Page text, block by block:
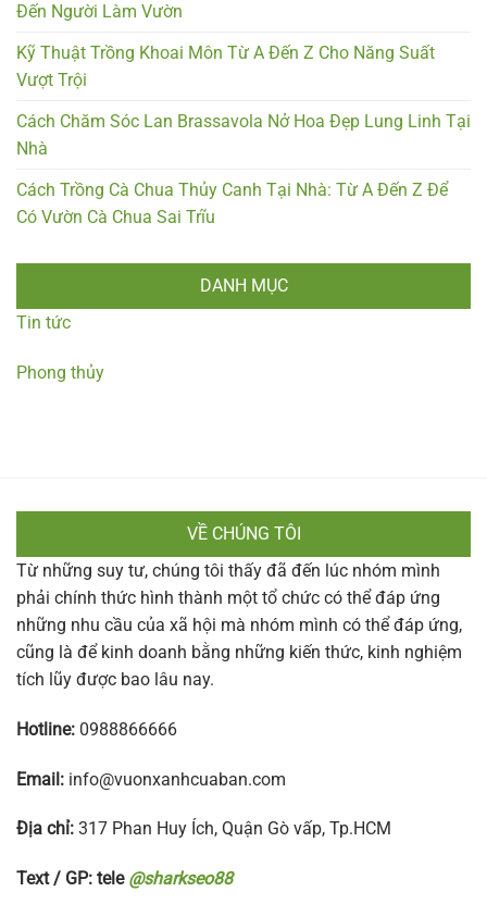
Đến Người Làm Vườn
Kỹ Thuật Trồng Khoai Môn Từ A Đến Z Cho Năng Suất
Vượt Trội
Cách Chăm Sóc Lan Brassavola Nở Hoa Đẹp Lung Linh Tại
Nhà
Cách Trồng Cà Chua Thủy Canh Tại Nhà: Từ A Đến Z Để
Có Vườn Cà Chua Sai Trĩu
DANH MỤC
Tin tức
Phong thủy
VỀ CHÚNG TÔI
Từ những suy tư, chúng tôi thấy đã đến lúc nhóm mình
phải chính thức hình thành một tổ chức có thể đáp ứng
những nhu cầu của xã hội mà nhóm mình có thể đáp ứng,
cũng là để kinh doanh bằng những kiến thức, kinh nghiệm
tích lũy được bao lâu nay.
Hotline: 0988866666
Email: info@vuonxanhcuaban.com
Địa chỉ: 317 Phan Huy Ích, Quận Gò vấp, Tp.HCM
Text / GP: tele @sharkseo88